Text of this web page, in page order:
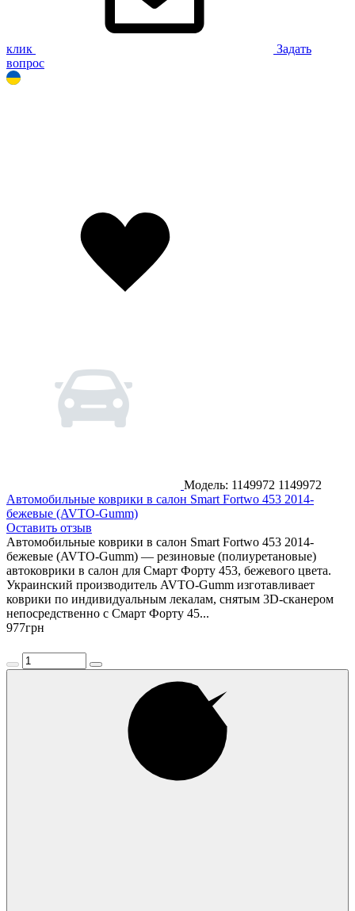
клик
Задать
вопрос
Модель: 1149972 1149972
Автомобильные коврики в салон Smart Fortwo 453 2014-
бежевые (AVTO-Gumm)
Оставить отзыв
Автомобильные коврики в салон Smart Fortwo 453 2014-
бежевые (AVTO-Gumm) — резиновые (полиуретановые)
автоковрики в салон для Смарт Форту 453, бежевого цвета.
Украинский производитель AVTO-Gumm изготавливает
коврики по индивидуальным лекалам, снятым 3D-сканером
непосредственно с Смарт Форту 45...
977грн